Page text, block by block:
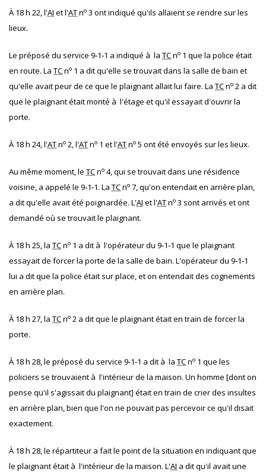
À 18 h 22, l'AI et l'ATno 3 ont indiqué qu'ils allaient se rendre sur les
lieux.
Le préposé du service 9‐1‐1 a indiqué à la TCno 1 que la police était
en route. La TCno 1 a dit qu'elle se trouvait dans la salle de bain et
qu'elle avait peur de ce que le plaignant allait lui faire. La TCno 2 a dit
que le plaignant était monté à l'étage et qu'il essayait d'ouvrir la
porte.
À 18 h 24, l'ATno 2, l'ATno 1 et l'ATno 5 ont été envoyés sur les lieux.
Au même moment, le TCno 4, qui se trouvait dans une résidence
voisine, a appelé le 9‐1‐1. La TCno 7, qu'on entendait en arrière plan,
a dit qu'elle avait été poignardée. L'AI et l'ATno 3 sont arrivés et ont
demandé où se trouvait le plaignant.
À 18 h 25, la TCno 1 a dit à l'opérateur du 9‐1‐1 que le plaignant
essayait de forcer la porte de la salle de bain. L'opérateur du 9‐1‐1
lui a dit que la police était sur place, et on entendait des cognements
en arrière plan.
À 18 h 27, la TCno 2 a dit que le plaignant était en train de forcer la
porte.
À 18 h 28, le préposé du service 9‐1‐1 a dit à la TCno 1 que les
policiers se trouvaient à l'intérieur de la maison. Un homme [dont on
pense qu'il s'agissait du plaignant] était en train de crier des insultes
en arrière plan, bien que l'on ne pouvait pas percevoir ce qu'il disait
exactement.
À 18 h 28, le répartiteur a fait le point de la situation en indiquant que
le plaignant était à l'intérieur de la maison. L'AI a dit qu'il avait une